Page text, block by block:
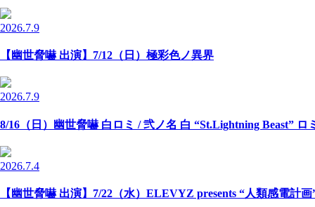
2026.7.9
【幽世脅嚇 出演】7/12（日）極彩色ノ異界
2026.7.9
8/16（日）幽世脅嚇 白ロミ / 弐ノ名 白 “St.Lightning Beast” ロ
2026.7.4
【幽世脅嚇 出演】7/22（水）ELEVYZ presents “人類感電